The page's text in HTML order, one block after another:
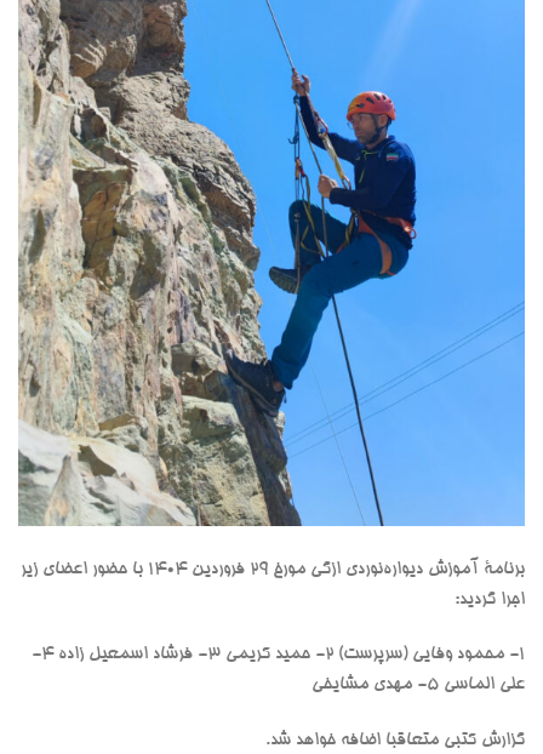
برنامۀ آموزش دیواره‌نوردی ازگی مورخ ۲۹ فروردین ۱۴۰۴ با حضور اعضای زیر
اجرا گردید:
۱- محمود وفایی (سرپرست) ۲- ⁠حمید کریمی ۳- ⁠فرشاد اسمعیل زاده ۴-
⁠علی الماسی ۵- ⁠مهدی مشایخی
گزارش کتبی متعاقبا اضافه خواهد شد.